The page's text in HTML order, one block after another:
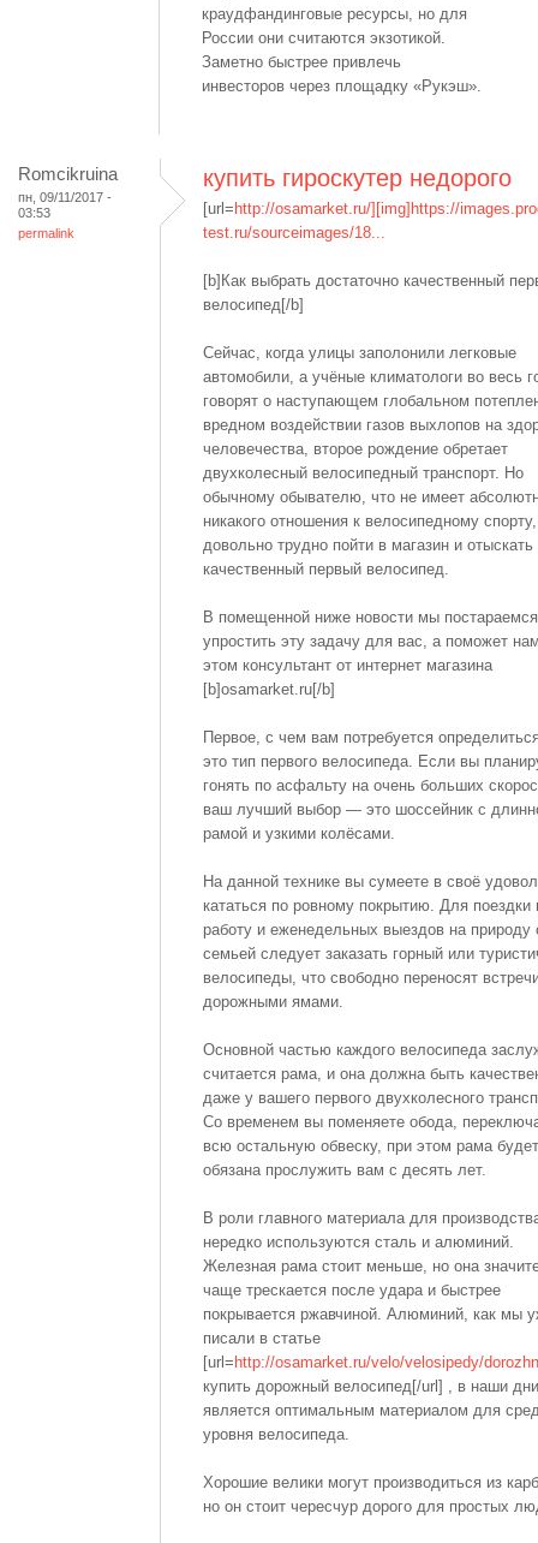
краудфандинговые ресурсы, но для
России они считаются экзотикой.
Заметно быстрее привлечь
инвесторов через площадку «Рукэш».
Romcikruina
пн, 09/11/2017 -
03:53
permalink
купить гироскутер недорого
[url= http://osamarket.ru/][img]https://
test.ru/sourceimages/18...
[b]Как выбрать достаточно качественный
велосипед[/b]
Сейчас, когда улицы заполонили легковые
автомобили, а учёные климатологи во весь
говорят о наступающем глобальном
вредном воздействии газов выхлопов на
человечества, второе рождение обретает
двухколесный велосипедный транспорт. Но
обычному обывателю, что не имеет
никакого отношения к велосипедному спорту,
довольно трудно пойти в магазин и отыскать
качественный первый велосипед.
В помещенной ниже новости мы постараемся
упростить эту задачу для вас, а поможет
этом консультант от интернет магазина
[b]osamarket.ru[/b]
Первое, с чем вам потребуется
это тип первого велосипеда. Если вы
гонять по асфальту на очень больших
ваш лучший выбор — это шоссейник с
рамой и узкими колёсами.
На данной технике вы сумеете в своё
кататься по ровному покрытию. Для поездки
работу и еженедельных выездов на природу
семьей следует заказать горный или
велосипеды, что свободно переносят
дорожными ямами.
Основной частью каждого велосипеда
считается рама, и она должна быть
даже у вашего первого двухколесного
Со временем вы поменяете обода,
всю остальную обвеску, при этом рама будет
обязана прослужить вам с десять лет.
В роли главного материала для
нередко используются сталь и алюминий.
Железная рама стоит меньше, но она
чаще трескается после удара и быстрее
покрывается ржавчиной. Алюминий, как мы
писали в статье
[url= http://osamarket.ru/velo/velosipedy/
купить дорожный велосипед[/url] , в наши дни
является оптимальным материалом для
уровня велосипеда.
Хорошие велики могут производиться из
но он стоит чересчур дорого для простых